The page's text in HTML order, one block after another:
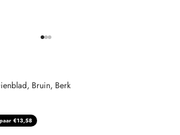
Bruin, Berk
€13,58